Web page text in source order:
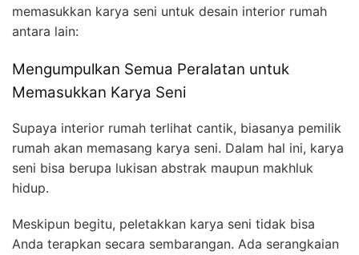
memasukkan karya seni untuk desain interior rumah
antara lain:
Mengumpulkan Semua Peralatan untuk
Memasukkan Karya Seni
Supaya interior rumah terlihat cantik, biasanya pemilik
rumah akan memasang karya seni. Dalam hal ini, karya
seni bisa berupa lukisan abstrak maupun makhluk
hidup.
Meskipun begitu, peletakkan karya seni tidak bisa
Anda terapkan secara sembarangan. Ada serangkaian